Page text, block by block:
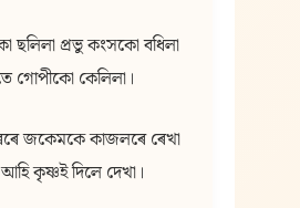
ছলিলা প্রভু কংসকো বধিলা
গোপীকো কেলিলা।
জকেমকে কাজলৰে ৰেখা
কৃষ্ণই দিলে দেখা।